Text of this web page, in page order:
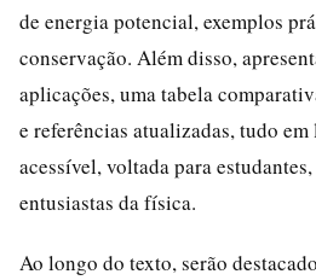
de energia potencial, exemplos
conservação. Além disso,
aplicações, uma tabela
e referências atualizadas, tudo
acessível, voltada para
entusiastas da física.
Ao longo do texto, serão